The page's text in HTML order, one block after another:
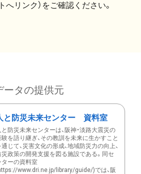
へリンク）をご確認ください。
ータの提供元
と防災未来センター 資料室
と防災未来センターは、阪神・淡路大震災の
験を語り継ぎ、その教訓を未来に生かすこと
通じて、災害文化の形成、地域防災力の向上、
災政策の開発支援を図る施設である。同セ
ターの資料室
www.dri.ne.jp/library/guide/)では、阪